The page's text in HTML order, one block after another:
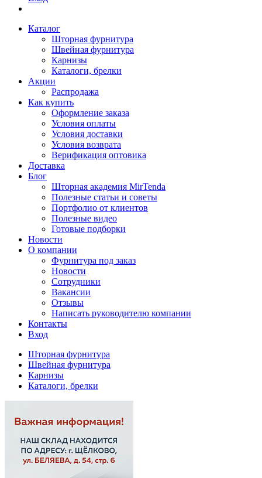
Каталог
Шторная фурнитура
Швейная фурнитура
Карнизы
Каталоги, брелки
Акции
Распродажа
Как купить
Оформление заказа
Условия оплаты
Условия доставки
Условия возврата
Верификация оптовика
Доставка
Блог
Шторная академия MirTenda
Полезные статьи и советы
Портфолио от клиентов
Полезные видео
Готовые подборки
Новости
О компании
Фурнитура под заказ
Новости
Сотрудники
Вакансии
Отзывы
Написать руководителю компании
Контакты
Вход
Шторная фурнитура
Швейная фурнитура
Карнизы
Каталоги, брелки